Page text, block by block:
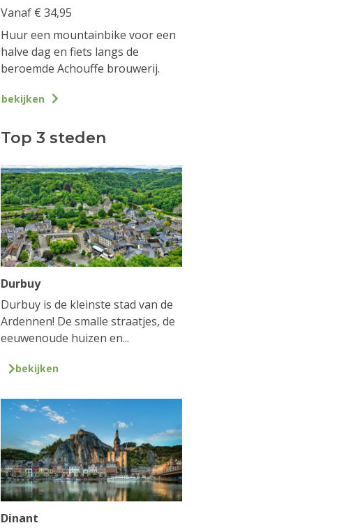
Vanaf € 34,95
Huur een mountainbike voor een
halve dag en fiets langs de
beroemde Achouffe brouwerij.
bekijken
Top 3 steden
Durbuy
Durbuy is de kleinste stad van de
Ardennen! De smalle straatjes, de
eeuwenoude huizen en...
bekijken
Dinant